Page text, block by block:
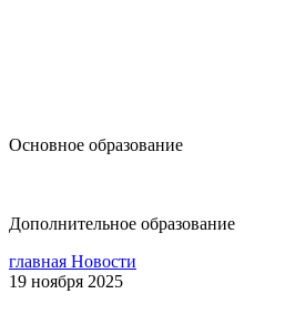
Основное образование
Дополнительное образование
главная Новости
19 ноября 2025